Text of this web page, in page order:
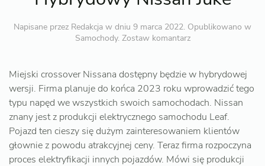
Napisane przez Redakcja w dniu 9 marca 2022. Opublikowano w
Samochody. Zostaw komantarz
Miejski crossover Nissana dostępny będzie w hybrydowej
wersji. Firma planuje do końca 2023 roku wprowadzić tego
typu napęd we wszystkich swoich samochodach. Nissan
znany jest z produkcji elektrycznego samochodu Leaf.
Pojazd ten cieszy się dużym zainteresowaniem klientów
głownie z powodu atrakcyjnej ceny. Teraz firma rozpoczyna
proces elektryfikacji innych pojazdów. Mówi się produkcji